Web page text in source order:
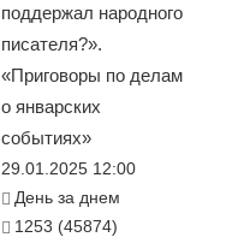
поддержал народного
писателя?».
«Приговоры по делам
о январских
событиях»
29.01.2025 12:00
День за днем
1253 (45874)